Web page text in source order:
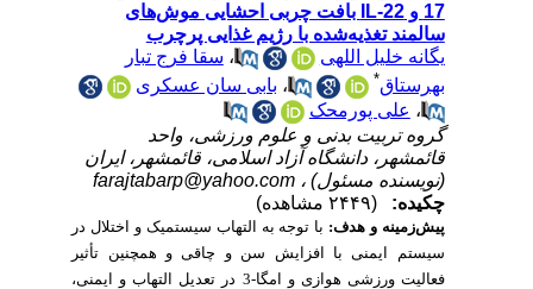
17 و IL-22 بافت چربی احشایی موش‌های
سالمند تغذیه‌شده با رژیم غذایی پرچرب
یگانه خلیل اللهی
،سقا فرج تبار
بهرستاق* ،بابی سان عسکری
،علی پورمحک
گروه تربیت بدنی و علوم ورزشی، واحد
قائمشهر، دانشگاه آزاد اسلامی، قائمشهر، ایران
(نویسنده مسئول) ، farajtabarp@yahoo.com
چکیده:
پیش‌زمینه و هدف: با توجه به التهاب سیستمیک و اختلال در
سیستم ایمنی با افزایش سن و چاقی و همچنین تأثیر
فعالیت ورزشی هوازی و امگا-3 در تعدیل التهاب و ایمنی،